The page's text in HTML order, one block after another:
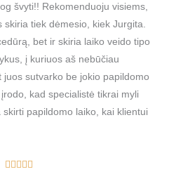
d
5
o
u
t
o
f
švyti!! Rekomenduoju visiems,
skiria tiek dėmesio, kiek Jurgita.
bet ir skiria laiko veido tipo
į kuriuos aš nebūčiau
sutvarko be jokio papildomo
kad specialistė tikrai myli
papildomo laiko, kai klientui
    